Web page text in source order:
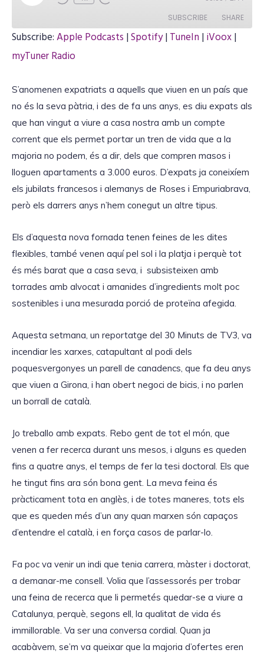
l
E
p
s
SUBSCRIBE SHARE
Apple Podcasts
myTuner Radio
RSS FEED
SHARE
EMBED
Subscribe:Apple Podcasts |Spotify|TuneIn |iVoox|
myTuner Radio
S’anomenen expatriats a aquells que viuen en un país que
no és la seva pàtria, i des de fa uns anys, es diu expats als
que han vingut a viure a casa nostra amb un compte
corrent que els permet portar un tren de vida que a la
majoria no podem, és a dir, dels que compren masos i
lloguen apartaments a 3.000 euros. D’expats ja coneixíem
els jubilats francesos i alemanys de Roses i Empuriabrava,
però els darrers anys n’hem conegut un altre tipus.
Els d’aquesta nova fornada tenen feines de les dites
flexibles, també venen aquí pel sol i la platja i perquè tot
és més barat que a casa seva, i subsisteixen amb
torrades amb alvocat i amanides d’ingredients molt poc
sostenibles i una mesurada porció de proteïna afegida.
Aquesta setmana, un reportatge del 30 Minuts de TV3, va
incendiar les xarxes, catapultant al podi dels
poquesvergonyes un parell de canadencs, que fa deu anys
que viuen a Girona, i han obert negoci de bicis, i no parlen
un borrall de català.
Jo treballo amb expats. Rebo gent de tot el món, que
venen a fer recerca durant uns mesos, i alguns es queden
fins a quatre anys, el temps de fer la tesi doctoral. Els que
he tingut fins ara són bona gent. La meva feina és
pràcticament tota en anglès, i de totes maneres, tots els
que es queden més d’un any quan marxen són capaços
d’entendre el català, i en força casos de parlar-lo.
Fa poc va venir un indi que tenia carrera, màster i doctorat,
a demanar-me consell. Volia que l’assessorés per trobar
una feina de recerca que li permetés quedar-se a viure a
Catalunya, perquè, segons ell, la qualitat de vida és
immillorable. Va ser una conversa cordial. Quan ja
acabàvem, se’m va queixar que la majoria d’ofertes eren